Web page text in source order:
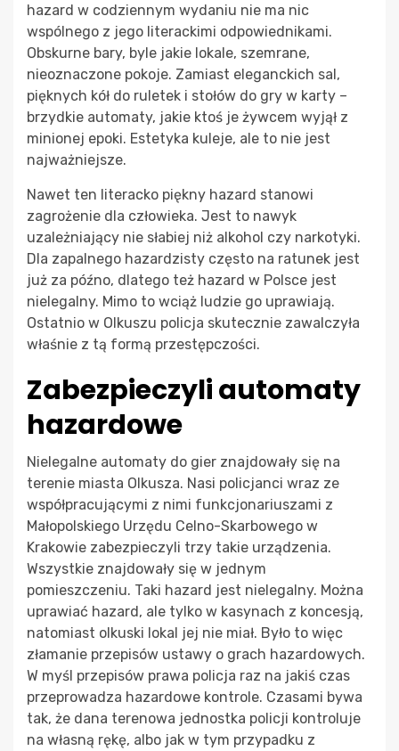
hazard w codziennym wydaniu nie ma nic
wspólnego z jego literackimi odpowiednikami.
Obskurne bary, byle jakie lokale, szemrane,
nieoznaczone pokoje. Zamiast eleganckich sal,
pięknych kół do ruletek i stołów do gry w karty –
brzydkie automaty, jakie ktoś je żywcem wyjął z
minionej epoki. Estetyka kuleje, ale to nie jest
najważniejsze.
Nawet ten literacko piękny hazard stanowi
zagrożenie dla człowieka. Jest to nawyk
uzależniający nie słabiej niż alkohol czy narkotyki.
Dla zapalnego hazardzisty często na ratunek jest
już za późno, dlatego też hazard w Polsce jest
nielegalny. Mimo to wciąż ludzie go uprawiają.
Ostatnio w Olkuszu policja skutecznie zawalczyła
właśnie z tą formą przestępczości.
Zabezpieczyli automaty
hazardowe
Nielegalne automaty do gier znajdowały się na
terenie miasta Olkusza. Nasi policjanci wraz ze
współpracującymi z nimi funkcjonariuszami z
Małopolskiego Urzędu Celno-Skarbowego w
Krakowie zabezpieczyli trzy takie urządzenia.
Wszystkie znajdowały się w jednym
pomieszczeniu. Taki hazard jest nielegalny. Można
uprawiać hazard, ale tylko w kasynach z koncesją,
natomiast olkuski lokal jej nie miał. Było to więc
złamanie przepisów ustawy o grach hazardowych.
W myśl przepisów prawa policja raz na jakiś czas
przeprowadza hazardowe kontrole. Czasami bywa
tak, że dana terenowa jednostka policji kontroluje
na własną rękę, albo jak w tym przypadku z